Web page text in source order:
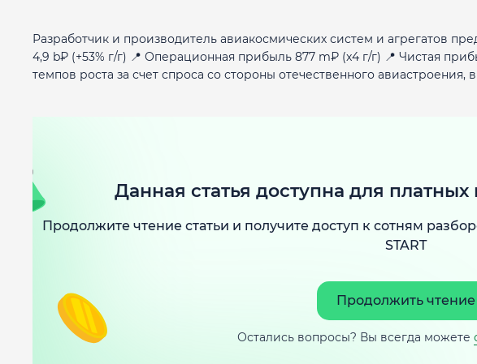
Разработчик и производитель авиакосмических систем и агрегатов
4,9 b₽ (+53% г/г) 📍 Операционная прибыль 877 m₽ (x4 г/г) 📍 Чистая
темпов роста за счет спроса со стороны отечественного авиастроения,
Данная статья доступна для
Продолжите чтение статьи и получите доступ к сотням
START
Продолжить чтение
Остались вопросы? Вы всегда можете